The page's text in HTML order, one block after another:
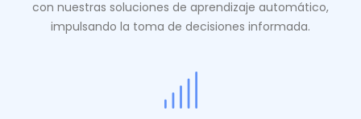
con nuestras soluciones de aprendizaje automático,
impulsando la toma de decisiones informada.